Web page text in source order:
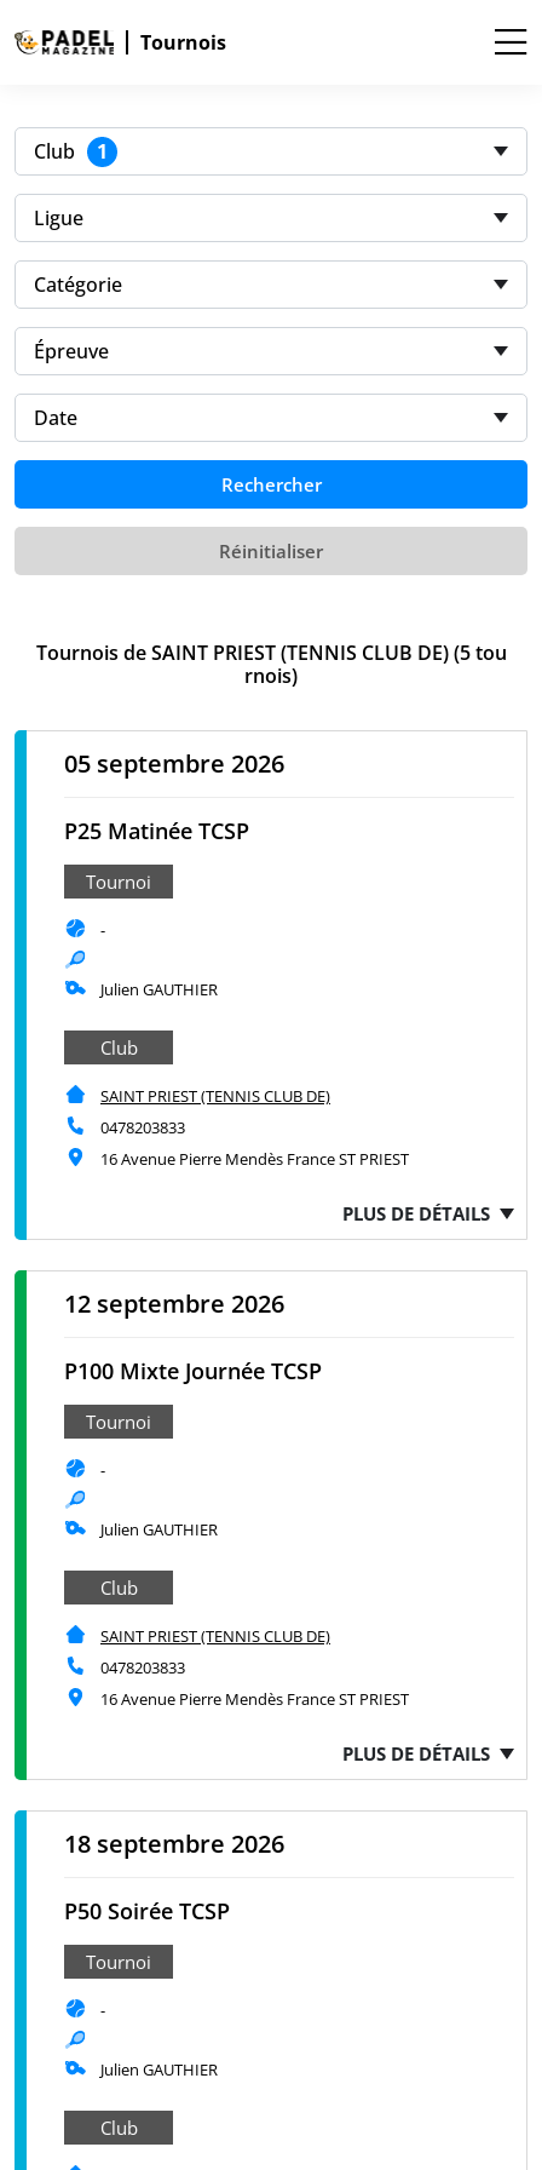
Tournois
Club 1
Ligue
Catégorie
Épreuve
Date
Rechercher
Réinitialiser
Tournois de SAINT PRIEST (TENNIS CLUB DE) (5 tou
rnois)
05 septembre 2026
P25 Matinée TCSP
Tournoi
-
Julien GAUTHIER
Club
SAINT PRIEST (TENNIS CLUB DE)
0478203833
16 Avenue Pierre Mendès France ST PRIEST
PLUS DE DÉTAILS
12 septembre 2026
P100 Mixte Journée TCSP
Tournoi
-
Julien GAUTHIER
Club
SAINT PRIEST (TENNIS CLUB DE)
0478203833
16 Avenue Pierre Mendès France ST PRIEST
PLUS DE DÉTAILS
18 septembre 2026
P50 Soirée TCSP
Tournoi
-
Julien GAUTHIER
Club